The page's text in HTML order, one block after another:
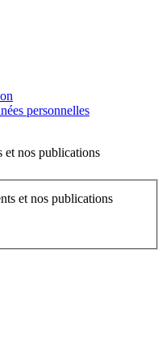
personnelles
et nos publications
et nos publications